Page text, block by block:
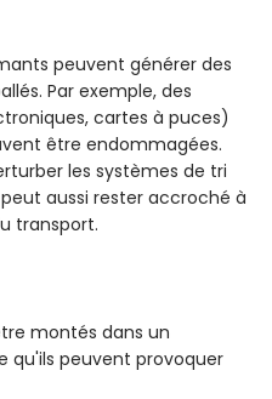
peuvent générer des
Par exemple, des
cartes à puces)
être endommagées.
les systèmes de tri
aussi rester accroché à
transport.
montés dans un
qu'ils peuvent provoquer